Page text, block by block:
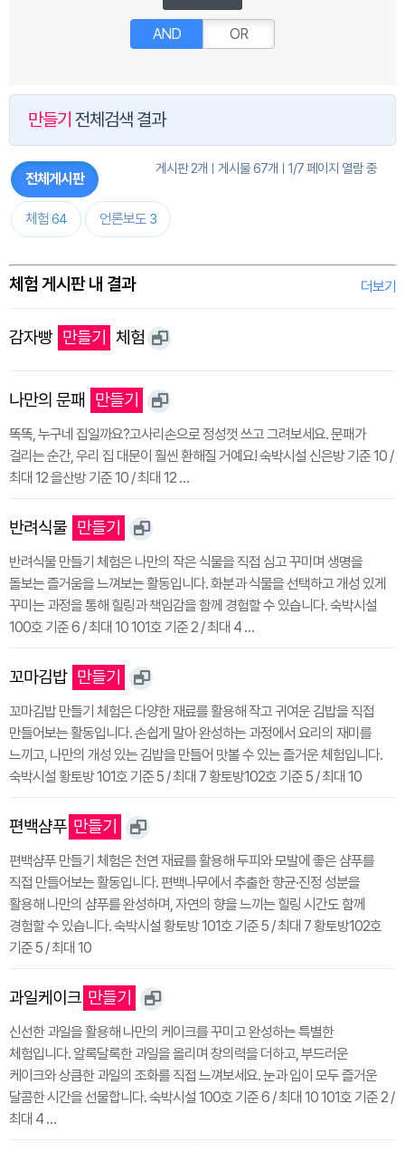
AND OR
만들기 전체검색 결과
게시판 2개 게시물 67개 1/7 페이지 열람 중
전체게시판
체험64 언론보도 3
체험 게시판 내 결과 더보기
감자빵 만들기 체험
나만의 문패 만들기
똑똑, 누구네 집일까요?고사리손으로 정성껏 쓰고 그려보세요. 문패가
걸리는 순간, 우리 집 대문이 훨씬 환해질 거예요! 숙박시설 신은방 기준 10 /
최대 12 을산방 기준 10 / 최대 12 …
반려식물 만들기
반려식물 만들기 체험은 나만의 작은 식물을 직접 심고 꾸미며 생명을
돌보는 즐거움을 느껴보는 활동입니다. 화분과 식물을 선택하고 개성 있게
꾸미는 과정을 통해 힐링과 책임감을 함께 경험할 수 있습니다. 숙박시설
100호 기준 6 / 최대 10 101호 기준 2 / 최대 4 …
꼬마김밥 만들기
꼬마김밥 만들기 체험은 다양한 재료를 활용해 작고 귀여운 김밥을 직접
만들어보는 활동입니다. 손쉽게 말아 완성하는 과정에서 요리의 재미를
느끼고, 나만의 개성 있는 김밥을 만들어 맛볼 수 있는 즐거운 체험입니다.
숙박시설 황토방 101호 기준 5 / 최대 7 황토방102호 기준 5 / 최대 10
편백샴푸 만들기
편백샴푸 만들기 체험은 천연 재료를 활용해 두피와 모발에 좋은 샴푸를
직접 만들어보는 활동입니다. 편백나무에서 추출한 향균·진정 성분을
활용해 나만의 샴푸를 완성하며, 자연의 향을 느끼는 힐링 시간도 함께
경험할 수 있습니다. 숙박시설 황토방 101호 기준 5 / 최대 7 황토방102호
기준 5 / 최대 10
과일케이크 만들기
신선한 과일을 활용해 나만의 케이크를 꾸미고 완성하는 특별한
체험입니다. 알록달록한 과일을 올리며 창의력을 더하고, 부드러운
케이크와 상큼한 과일의 조화를 직접 느껴보세요. 눈과 입이 모두 즐거운
달콤한 시간을 선물합니다. 숙박시설 100호 기준 6 / 최대 10 101호 기준 2 /
최대 4 …